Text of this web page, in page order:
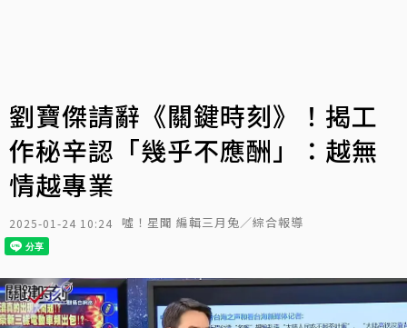
劉寶傑請辭《關鍵時刻》！揭工
作秘辛認「幾乎不應酬」：越無
情越專業
2025-01-24 10:24 噓！星聞 編輯三月兔／綜合報導